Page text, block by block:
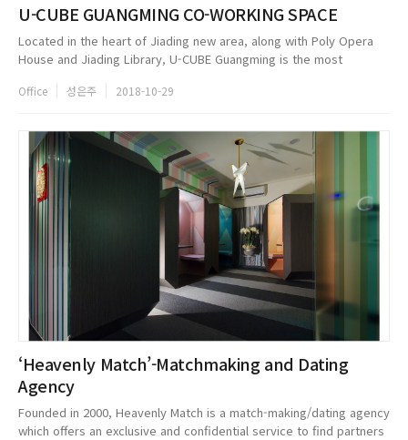
U-CUBE GUANGMING CO-WORKING SPACE
Located in the heart of Jiading new area, along with Poly Opera
House and Jiading Library, U-CUBE Guangming is the most
hoping to find th...
Office 성은주 2018-10-29
‘Heavenly Match’-Matchmaking and Dating
Agency
Founded in 2000, Heavenly Match is a match-making/dating agency
which offers an exclusive and confidential service to find partners